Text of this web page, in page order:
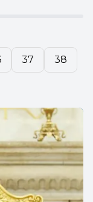
37 38